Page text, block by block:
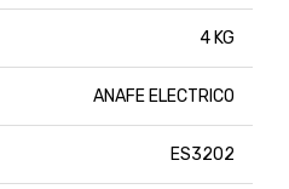
4 KG
ANAFE ELECTRICO
ES3202